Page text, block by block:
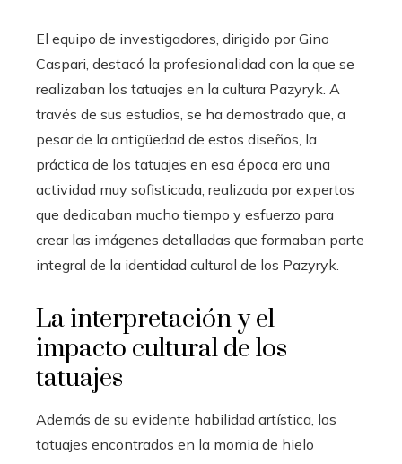
El equipo de investigadores, dirigido por Gino
Caspari, destacó la profesionalidad con la que se
realizaban los tatuajes en la cultura Pazyryk. A
través de sus estudios, se ha demostrado que, a
pesar de la antigüedad de estos diseños, la
práctica de los tatuajes en esa época era una
actividad muy sofisticada, realizada por expertos
que dedicaban mucho tiempo y esfuerzo para
crear las imágenes detalladas que formaban parte
integral de la identidad cultural de los Pazyryk.
La interpretación y el
impacto cultural de los
tatuajes
Además de su evidente habilidad artística, los
tatuajes encontrados en la momia de hielo